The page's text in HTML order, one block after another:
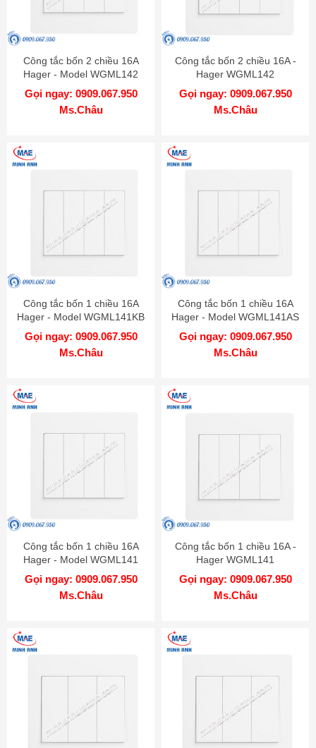
Công tắc bốn 2 chiều 16A
Hager - Model WGML142
Gọi ngay: 0909.067.950
Ms.Châu
Công tắc bốn 2 chiều 16A -
Hager WGML142
Gọi ngay: 0909.067.950
Ms.Châu
Công tắc bốn 1 chiều 16A
Hager - Model WGML141KB
Gọi ngay: 0909.067.950
Ms.Châu
Công tắc bốn 1 chiều 16A
Hager - Model WGML141AS
Gọi ngay: 0909.067.950
Ms.Châu
Công tắc bốn 1 chiều 16A
Hager - Model WGML141
Gọi ngay: 0909.067.950
Ms.Châu
Công tắc bốn 1 chiều 16A -
Hager WGML141
Gọi ngay: 0909.067.950
Ms.Châu